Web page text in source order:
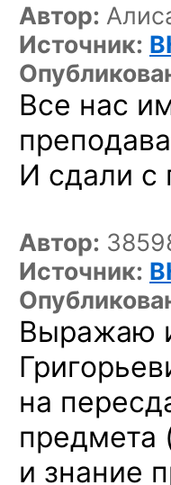
Автор:
Источник:
Все нас
И сдали с
Автор:
Источник:
Выражаю
на
предмета
и знание